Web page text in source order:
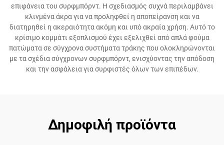
επιφάνεια του συρφμπόρντ. Η σχεδιασμός συχνά περιλαμβάνει
κλινμένα άκρα για να προληφθεί η αποπείρανση και να
διατηρηθεί η ακεραιότητα ακόμη και υπό ακραία χρήση. Αυτό το
κρίσιμο κομμάτι εξοπλισμού έχει εξελιχθεί από απλά φούμα
πατώματα σε σύγχρονα συστήματα τράκης που ολοκληρώνονται
με τα σχέδια σύγχρονων συρφμπόρντ, ενισχύοντας την απόδοση
και την ασφάλεια για συρφιστές όλων των επιπέδων.
Δημοφιλή προϊόντα